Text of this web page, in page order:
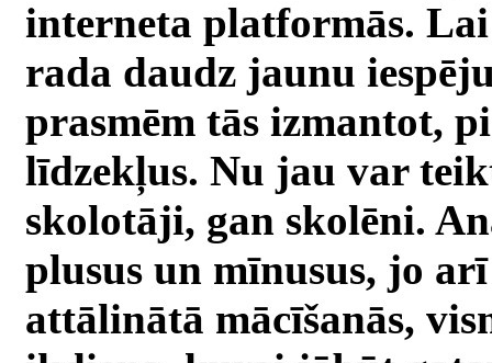
interneta platformās.
rada daudz jaunu
prasmēm tās izmantot,
līdzekļus. Nu jau var
skolotāji, gan skolēni.
plusus un mīnusus, jo
attālinātā mācīšanās,